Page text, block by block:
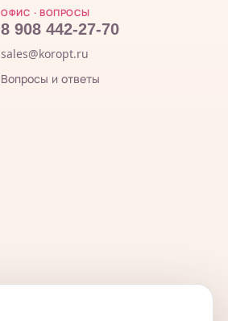
ОФИС · ВОПРОСЫ
8 908 442-27-70
sales@koropt.ru
Вопросы и ответы